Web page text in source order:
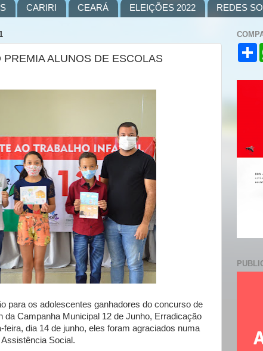
CARIRI CEARÁ ELEIÇÕES 2022 REDES
ALUNOS DE ESCOLAS
para os adolescentes ganhadores do concurso de
da Campanha Municipal 12 de Junho, Erradicação
dia 14 de junho, eles foram agraciados numa
Social.
S